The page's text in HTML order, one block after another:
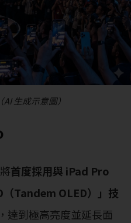
生成示意圖）
首度採用與 iPad Pro
（Tandem OLED）」技
達到極高亮度並延長面